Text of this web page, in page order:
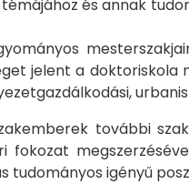
és annak
jelent a doktoriskola
további
tudományos igényű